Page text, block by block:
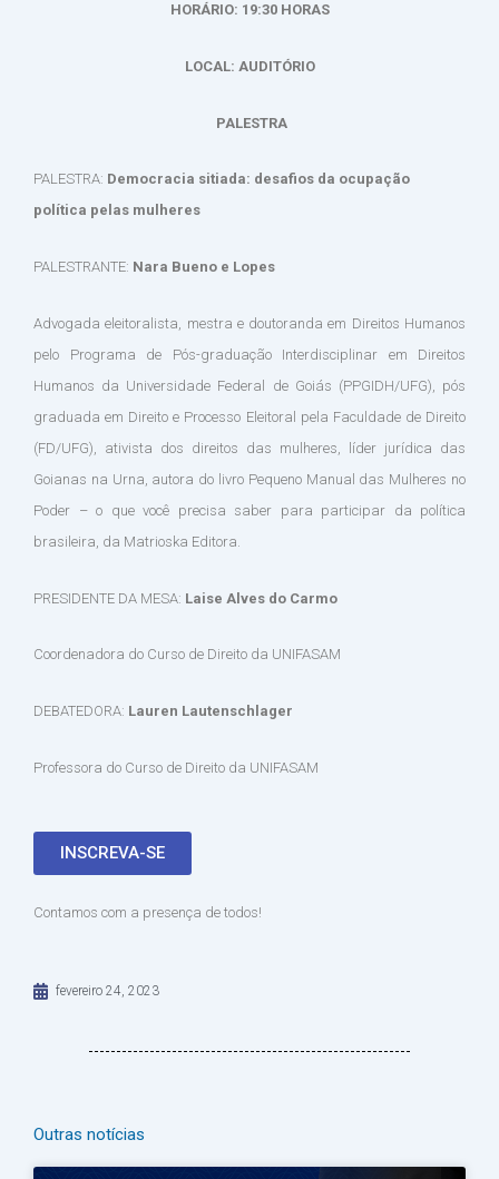
HORÁRIO: 19:30 HORAS
LOCAL: AUDITÓRIO
PALESTRA
PALESTRA: Democracia sitiada: desafios da ocupação
política pelas mulheres
PALESTRANTE: Nara Bueno e Lopes
Advogada eleitoralista, mestra e doutoranda em Direitos Humanos
pelo Programa de Pós-graduação Interdisciplinar em Direitos
Humanos da Universidade Federal de Goiás (PPGIDH/UFG), pós
graduada em Direito e Processo Eleitoral pela Faculdade de Direito
(FD/UFG), ativista dos direitos das mulheres, líder jurídica das
Goianas na Urna, autora do livro Pequeno Manual das Mulheres no
Poder – o que você precisa saber para participar da política
brasileira, da Matrioska Editora.
PRESIDENTE DA MESA: Laise Alves do Carmo
Coordenadora do Curso de Direito da UNIFASAM
DEBATEDORA: Lauren Lautenschlager
Professora do Curso de Direito da UNIFASAM
INSCREVA-SE
Contamos com a presença de todos!
fevereiro 24, 2023
Outras notícias